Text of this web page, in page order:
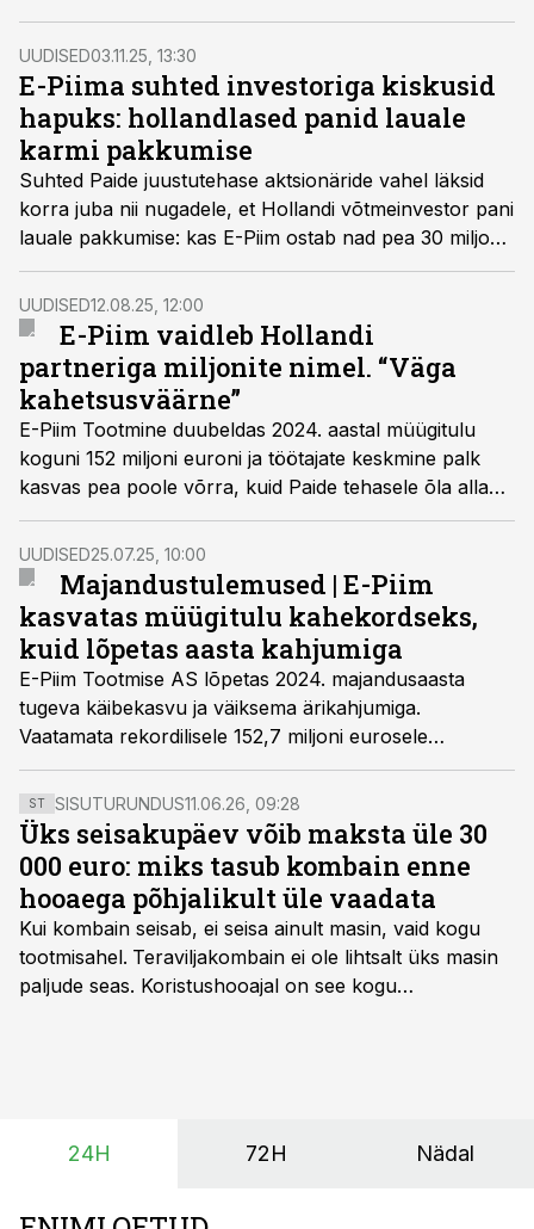
tehasele.
UUDISED03.11.25, 13:30
E-Piima suhted investoriga kiskusid
hapuks: hollandlased panid lauale
karmi pakkumise
Suhted Paide juustutehase aktsionäride vahel läksid
korra juba nii nugadele, et Hollandi võtmeinvestor pani
lauale pakkumise: kas E-Piim ostab nad pea 30 miljoni
euro eest välja või võtavad ise 1 euro eest
suurosaluse.
UUDISED12.08.25, 12:00
E-Piim vaidleb Hollandi
partneriga miljonite nimel. “Väga
kahetsusväärne”
E-Piim Tootmine duubeldas 2024. aastal müügitulu
koguni 152 miljoni euroni ja töötajate keskmine palk
kasvas pea poole võrra, kuid Paide tehasele õla alla
pannud Hollandi partneriga vaieldakse arbitraažis
miljonite pärast.
UUDISED25.07.25, 10:00
Majandustulemused | E-Piim
kasvatas müügitulu kahekordseks,
kuid lõpetas aasta kahjumiga
E-Piim Tootmise AS lõpetas 2024. majandusaasta
tugeva käibekasvu ja väiksema ärikahjumiga.
Vaatamata rekordilisele 152,7 miljoni eurosele
müügitulule jäi ettevõte siiski 2,44 miljoni euroga
kahjumisse. Mullusega võrreldes vähenes kahjum pea
miljoni euro võrra, peegeldades Paide uue
juustutööstuse stabiilset töörežiimi ja kasvavat
tootmismahtu.
ST SISUTURUNDUS11.06.26, 09:28
Üks seisakupäev võib maksta üle 30
000 euro: miks tasub kombain enne
hooaega põhjalikult üle vaadata
Kui kombain seisab, ei seisa ainult masin, vaid kogu
tootmisahel. Teraviljakombain ei ole lihtsalt üks masin
paljude seas. Koristushooajal on see kogu
24H 72H Nädal